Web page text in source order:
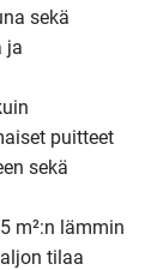
sekä
ja
puitteet
sekä
m²:n lämmin
tilaa